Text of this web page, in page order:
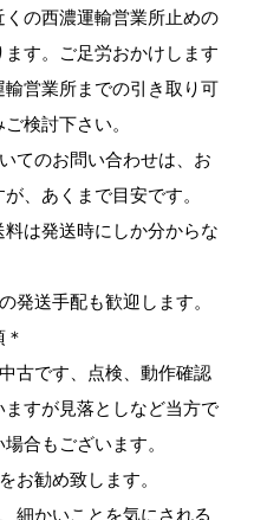
くの西濃運輸営業所止めの
ます。ご足労おかけします
輸営業所までの引き取り可
検討下さい。
てのお問い合わせは、お
、あくまで目安です。
料は発送時にしか分からな
発送手配も歓迎します。
古です、点検、動作確認
ますが見落としなど当方で
合もございます。
お勧め致します。
細かいことを気にされる